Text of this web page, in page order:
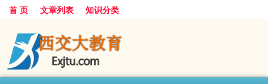
首 页 文章列表 知识分类